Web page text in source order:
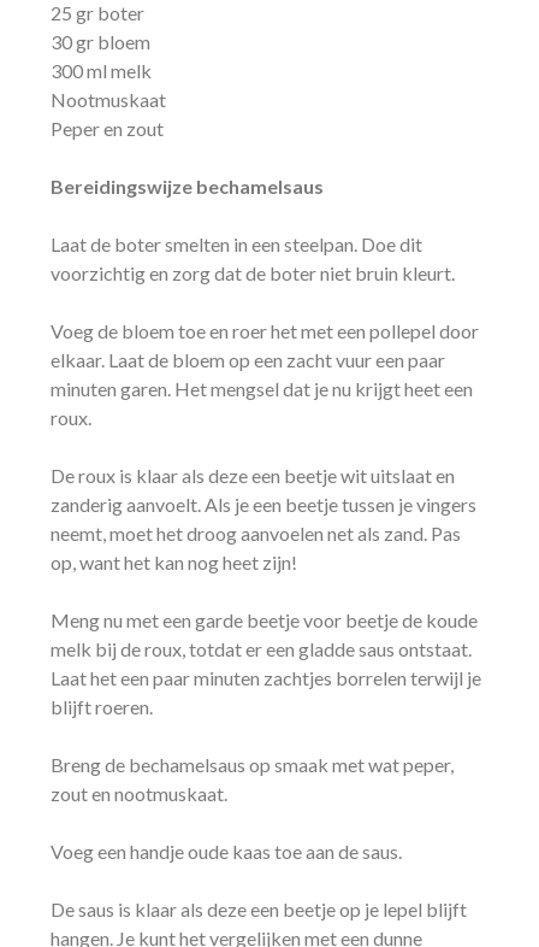
25 gr boter
30 gr bloem
300 ml melk
Nootmuskaat
Peper en zout
Bereidingswijze bechamelsaus
Laat de boter smelten in een steelpan. Doe dit
voorzichtig en zorg dat de boter niet bruin kleurt.
Voeg de bloem toe en roer het met een pollepel door
elkaar. Laat de bloem op een zacht vuur een paar
minuten garen. Het mengsel dat je nu krijgt heet een
roux.
De roux is klaar als deze een beetje wit uitslaat en
zanderig aanvoelt. Als je een beetje tussen je vingers
neemt, moet het droog aanvoelen net als zand. Pas
op, want het kan nog heet zijn!
Meng nu met een garde beetje voor beetje de koude
melk bij de roux, totdat er een gladde saus ontstaat.
Laat het een paar minuten zachtjes borrelen terwijl je
blijft roeren.
Breng de bechamelsaus op smaak met wat peper,
zout en nootmuskaat.
Voeg een handje oude kaas toe aan de saus.
De saus is klaar als deze een beetje op je lepel blijft
hangen. Je kunt het vergelijken met een dunne